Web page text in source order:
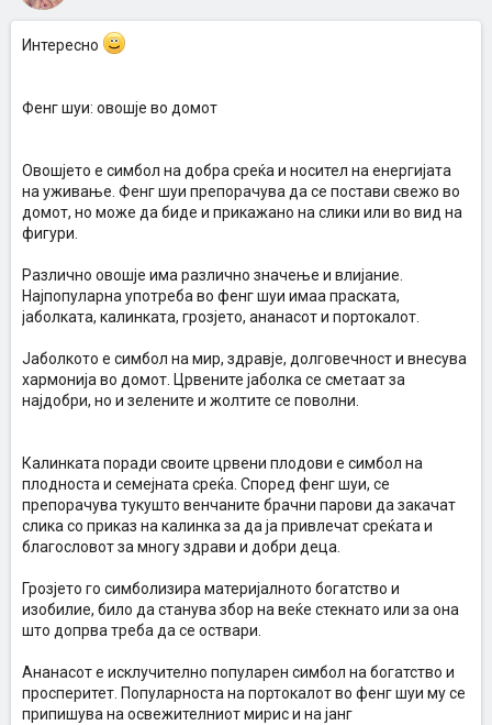
Интересно
Фенг шуи: овошје во домот
Овошјето е симбол на добра среќа и носител на енергијата
на уживање. Фенг шуи препорачува да се постави свежо во
домот, но може да биде и прикажано на слики или во вид на
фигури.
Различно овошје има различно значење и влијание.
Најпопуларна употреба во фенг шуи имаа праската,
јаболката, калинката, грозјето, ананасот и портокалот.
Јаболкото е симбол на мир, здравје, долговечност и внесува
хармонија во домот. Црвените јаболка се сметаат за
најдобри, но и зелените и жолтите се поволни.
Калинката поради своите црвени плодови е симбол на
плодноста и семејната среќа. Според фенг шуи, се
препорачува тукушто венчаните брачни парови да закачат
слика со приказ на калинка за да ја привлечат среќата и
благословот за многу здрави и добри деца.
Грозјето го симболизира материјалното богатство и
изобилие, било да станува збор на веќе стекнато или за она
што допрва треба да се оствари.
Ананасот е исклучително популарен симбол на богатство и
просперитет. Популарноста на портокалот во фенг шуи му се
припишува на освежителниот мирис и на јанг